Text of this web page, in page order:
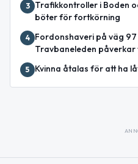
3
Trafikkontroller i Boden
böter för fortkörning
4
Fordonshaveri på väg
Travbaneleden påverkar
5 Kvinna åtalas för att ha